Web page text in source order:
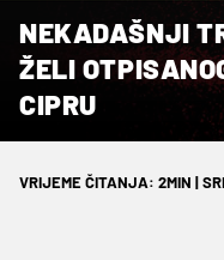
NEKADAŠNJI
ŽELI
CIPRU
VRIJEME ČITANJA: 2MIN |